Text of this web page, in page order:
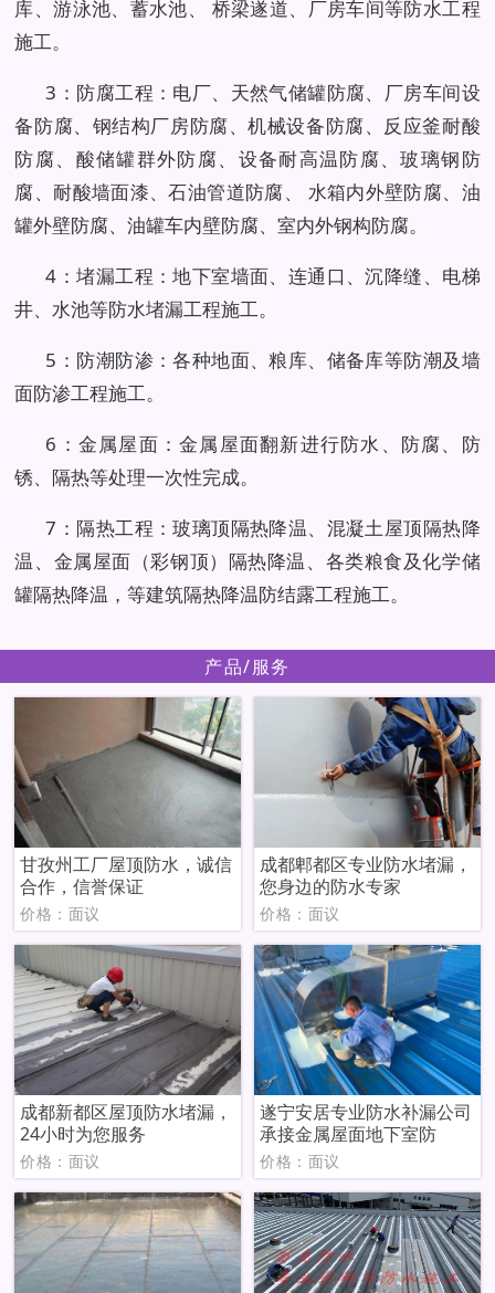
库、游泳池、蓄水池、 桥梁遂道、厂房车间等防水工程
施工。
3：防腐工程：电厂、天然气储罐防腐、厂房车间设
备防腐、钢结构厂房防腐、机械设备防腐、反应釜耐酸
防腐、酸储罐群外防腐、设备耐高温防腐、玻璃钢防
腐、耐酸墙面漆、石油管道防腐、 水箱内外壁防腐、油
罐外壁防腐、油罐车内壁防腐、室内外钢构防腐。
4：堵漏工程：地下室墙面、连通口、沉降缝、电梯
井、水池等防水堵漏工程施工。
5：防潮防渗：各种地面、粮库、储备库等防潮及墙
面防渗工程施工。
6：金属屋面：金属屋面翻新进行防水、防腐、防
锈、隔热等处理一次性完成。
7：隔热工程：玻璃顶隔热降温、混凝土屋顶隔热降
温、金属屋面（彩钢顶）隔热降温、各类粮食及化学储
罐隔热降温，等建筑隔热降温防结露工程施工。
产品/服务
甘孜州工厂屋顶防水，诚信
合作，信誉保证
价格：面议
成都郫都区专业防水堵漏，
您身边的防水专家
价格：面议
成都新都区屋顶防水堵漏，
24小时为您服务
价格：面议
遂宁安居专业防水补漏公司
承接金属屋面地下室防
价格：面议